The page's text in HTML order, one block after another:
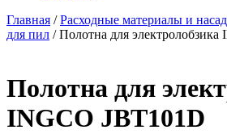
Главная /Расходные материалы и
для пил / Полотна для
Полотна для
INGCO JBT101D